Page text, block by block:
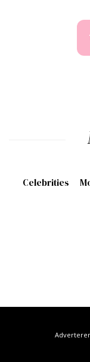
Celebrities